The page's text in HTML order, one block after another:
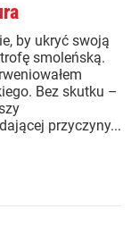
by ukryć swoją
smoleńską.
Bez skutku –
przyczyny...